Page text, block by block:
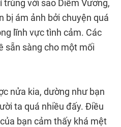
trùng với sao Diêm Vương,
bị ám ảnh bởi chuyện quá
lĩnh vực tình cảm. Các
sẵn sàng cho một mối
nửa kia, dường như bạn
ta quá nhiều đấy. Điều
bạn cảm thấy khá mệt